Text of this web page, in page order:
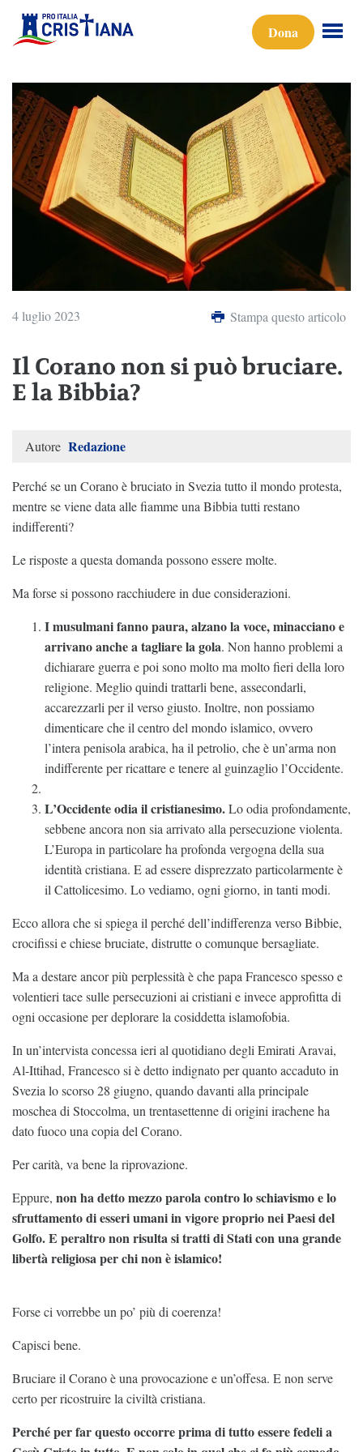
Dona
4 luglio 2023 Stampa questo articolo
Il Corano non si può bruciare.
E la Bibbia?
Autore Redazione
Perché se un Corano è bruciato in Svezia tutto il mondo protesta,
mentre se viene data alle fiamme una Bibbia tutti restano
indifferenti?
Le risposte a questa domanda possono essere molte.
Ma forse si possono racchiudere in due considerazioni.
I musulmani fanno paura, alzano la voce, minacciano e
arrivano anche a tagliare la gola. Non hanno problemi a
dichiarare guerra e poi sono molto ma molto fieri della loro
religione. Meglio quindi trattarli bene, assecondarli,
accarezzarli per il verso giusto. Inoltre, non possiamo
dimenticare che il centro del mondo islamico, ovvero
l’intera penisola arabica, ha il petrolio, che è un’arma non
indifferente per ricattare e tenere al guinzaglio l’Occidente.
L’Occidente odia il cristianesimo.Lo odia profondamente,
sebbene ancora non sia arrivato alla persecuzione violenta.
L’Europa in particolare ha profonda vergogna della sua
identità cristiana. E ad essere disprezzato particolarmente è
il Cattolicesimo. Lo vediamo, ogni giorno, in tanti modi.
Ecco allora che si spiega il perché dell’indifferenza verso Bibbie,
crocifissi e chiese bruciate, distrutte o comunque bersagliate.
Ma a destare ancor più perplessità è che papa Francesco spesso e
volentieri tace sulle persecuzioni ai cristiani e invece approfitta di
ogni occasione per deplorare la cosiddetta islamofobia.
In un’intervista concessa ieri al quotidiano degli Emirati Aravai,
Al-Ittihad, Francesco si è detto indignato per quanto accaduto in
Svezia lo scorso 28 giugno, quando davanti alla principale
moschea di Stoccolma, un trentasettenne di origini irachene ha
dato fuoco una copia del Corano.
Per carità, va bene la riprovazione.
Eppure, non ha detto mezzo parola contro lo schiavismo e lo
sfruttamento di esseri umani in vigore proprio nei Paesi del
Golfo. E peraltro non risulta si tratti di Stati con una grande
libertà religiosa per chi non è islamico!
Forse ci vorrebbe un po’ più di coerenza!
Capisci bene.
Bruciare il Corano è una provocazione e un’offesa. E non serve
certo per ricostruire la civiltà cristiana.
Perché per far questo occorre prima di tutto essere fedeli a